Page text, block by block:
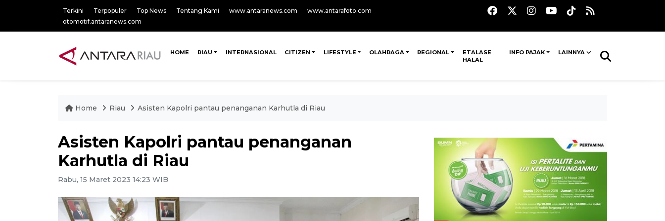
Terkini Terpopuler Top News Tentang Kami www.antaranews.com
www.antarafoto.com
otomotif.antaranews.com
HOME RIAU INTERNASIONAL CITIZEN LIFESTYLE OLAHRAGA REGIONAL
ETALASE
HALAL
INFO PAJAK LAINNYA
Home Riau Asisten Kapolri pantau penanganan Karhutla di Riau
Asisten Kapolri pantau penanganan
Karhutla di Riau
Rabu, 15 Maret 2023 14:23 WIB